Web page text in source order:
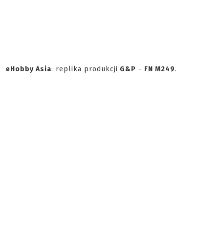
eHobby Asia: replika produkcji G&P - FN M249.